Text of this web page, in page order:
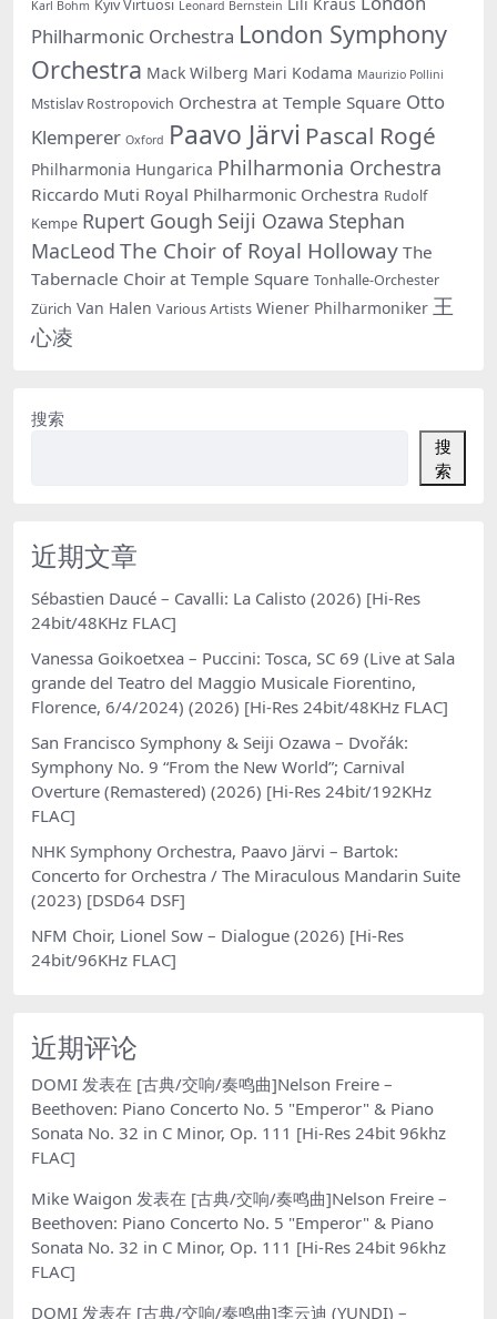
Karl Bohm Kyiv Virtuosi Leonard Bernstein
Philharmonic Orchestra London Symphony
Orchestra Mack Wilberg Mari Kodama Maurizio Pollini
Mstislav Rostropovich Orchestra at Temple Square Otto
Klemperer Oxford Paavo Järvi Pascal Rogé
Philharmonia Hungarica Philharmonia Orchestra
Riccardo Muti Royal Philharmonic Orchestra Rudolf
Kempe Rupert Gough Seiji Ozawa Stephan
MacLeod The Choir of Royal Holloway The
Tabernacle Choir at Temple Square Tonhalle-Orchester
Zürich Van Halen Various Artists Wiener Philharmoniker 王
心凌
搜索
搜
索
近期文章
Sébastien Daucé – Cavalli: La Calisto (2026) [Hi-Res
24bit/48KHz FLAC]
Vanessa Goikoetxea – Puccini: Tosca, SC 69 (Live at Sala
grande del Teatro del Maggio Musicale Fiorentino,
Florence, 6/4/2024) (2026) [Hi-Res 24bit/48KHz FLAC]
San Francisco Symphony & Seiji Ozawa – Dvořák:
Symphony No. 9 “From the New World”; Carnival
Overture (Remastered) (2026) [Hi-Res 24bit/192KHz
FLAC]
NHK Symphony Orchestra, Paavo Järvi – Bartok:
Concerto for Orchestra / The Miraculous Mandarin Suite
(2023) [DSD64 DSF]
NFM Choir, Lionel Sow – Dialogue (2026) [Hi-Res
24bit/96KHz FLAC]
近期评论
DOMI 发表在 [古典/交响/奏鸣曲]Nelson Freire –
Beethoven: Piano Concerto No. 5 "Emperor" & Piano
Sonata No. 32 in C Minor, Op. 111 [Hi-Res 24bit 96khz
FLAC]
Mike Waigon 发表在 [古典/交响/奏鸣曲]Nelson Freire –
Beethoven: Piano Concerto No. 5 "Emperor" & Piano
Sonata No. 32 in C Minor, Op. 111 [Hi-Res 24bit 96khz
FLAC]
DOMI 发表在 [古典/交响/奏鸣曲]李云迪 (YUNDI) –